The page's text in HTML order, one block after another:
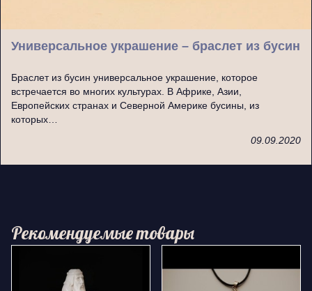
Универсальное украшение – браслет из бусин
Браслет из бусин универсальное украшение, которое
встречается во многих культурах. В Африке, Азии,
Европейских странах и Северной Америке бусины, из
которых…
09.09.2020
Рекомендуемые товары